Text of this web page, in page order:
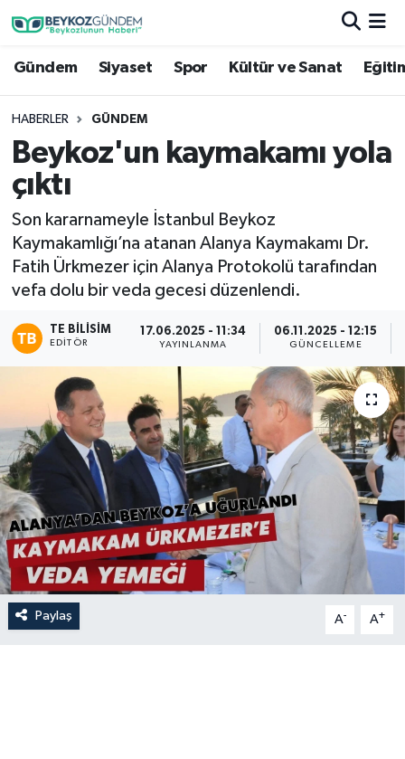
Gündem Siyaset Spor Kültür ve Sanat
HABERLER GÜNDEM
Beykoz'un kaymakamı yola
çıktı
Son kararnameyle İstanbul Beykoz
Kaymakamlığı’na atanan Alanya Kaymakamı Dr.
Fatih Ürkmezer için Alanya Protokolü tarafından
vefa dolu bir veda gecesi düzenlendi.
TE BILISIM
EDITÖR
17.06.2025 - 11:34
YAYINLANMA
06.11.2025 - 12:15
GÜNCELLEME
Paylaş A- A+
Hava Durumu
Trafik Durumu
Süper Lig Puan Durumu ve Fikstür
Tüm Manşetler
Son Dakika Haberleri
Haber Arşivi